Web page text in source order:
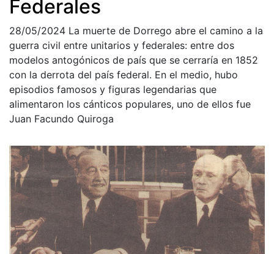
Federales
28/05/2024 La muerte de Dorrego abre el camino a la
guerra civil entre unitarios y federales: entre dos
modelos antogónicos de país que se cerraría en 1852
con la derrota del país federal. En el medio, hubo
episodios famosos y figuras legendarias que
alimentaron los cánticos populares, uno de ellos fue
Juan Facundo Quiroga